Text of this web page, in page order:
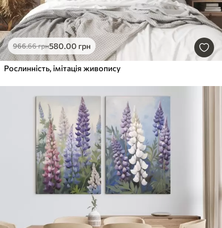
966.66грн580.00 грн
Рослинність, імітація живопису